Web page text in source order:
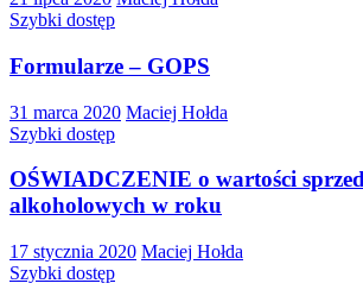
Szybki dostęp
Formularze – GOPS
31 marca 2020 Maciej Hołda
Szybki dostęp
OŚWIADCZENIE o wartości
alkoholowych w roku
17 stycznia 2020 Maciej Hołda
Szybki dostęp